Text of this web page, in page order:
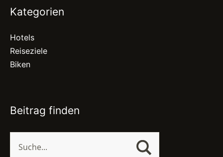
Kategorien
Hotels
Reiseziele
Biken
Beitrag finden